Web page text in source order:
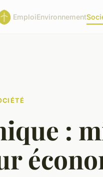
EmploiEnvironnement
: